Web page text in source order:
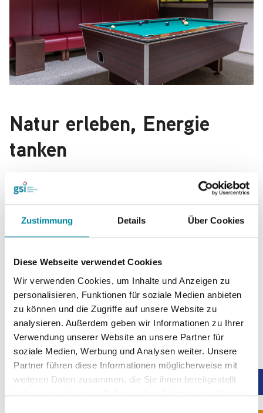
Zustimmung Details Über Cookies
Diese Webseite verwendet Cookies
Wir verwenden Cookies, um Inhalte und Anzeigen zu
personalisieren, Funktionen für soziale Medien anbieten
zu können und die Zugriffe auf unsere Website zu
analysieren. Außerdem geben wir Informationen zu Ihrer
Verwendung unserer Website an unsere Partner für
soziale Medien, Werbung und Analysen weiter. Unsere
Partner führen diese Informationen möglicherweise mit
weiteren Daten zusammen, die Sie ihnen bereitgestellt
haben oder die sie im Rahmen Ihrer Nutzung der Dienste
Natur erleben, Energie
tanken
Der weitläufige GSI-Park bietet Ihnen eine grüne Oase für
Entspannung und sportliche Aktivitäten. Unsere Grünflächen
Freien ein - selbstverständlich auch bei einem erfrischenden
Boule.
Volleyballfeld:
Teamgeist und Bewegung – ideal für
sportliche Gruppenaktivitäten.
Badminton:Verbringen Sie aktive Stunden auf unserer
Grünfläche.
Freiluftschach: Erleben Sie Schach in Großformat auf
unserem Freiluftschachbrett im GSI-Park.